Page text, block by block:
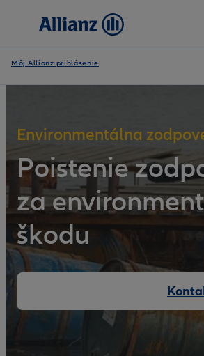
Môj Allianz prihlásenie
Environmentálna
Poistenie
za
škodu